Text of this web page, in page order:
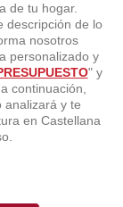
de tu hogar.
descripción de lo
nosotros
personalizado y
" y
continuación,
analizará y te
en Castellana